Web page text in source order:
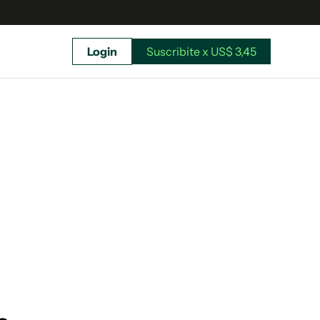
Login Suscribite x US$ 3,45